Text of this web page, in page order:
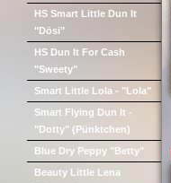
HS Smart Little Dun It
"Dösi"
HS Dun It For Cash
"Sweety"
Smart Little Lola - "Lola"
Smart Flying Dun It -
"Dotty" (Pünktchen)
Blue Dry Peppy "Betty"
Beauty Little Lena